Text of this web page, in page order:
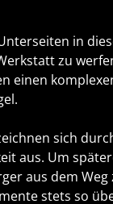
in
zu
einen
sich
aus. Um
aus dem Weg
stets so